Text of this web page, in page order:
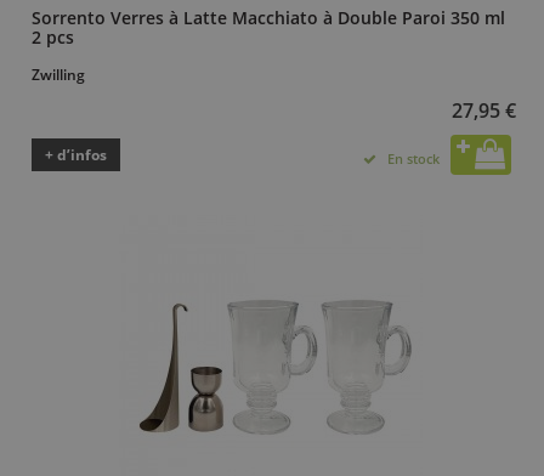
Sorrento Verres à Latte Macchiato à Double Paroi 350 ml
2 pcs
Zwilling
27,95 €
+ d’infos En stock